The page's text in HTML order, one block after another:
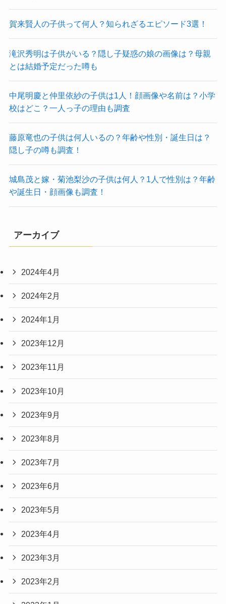
賀来賢人の子供って何人？知られざるエピソード3選！
滝沢秀明は子供がいる？隠し子疑惑の娘の画像は？母親
とは結婚予定だった噂も
中尾明慶と仲里依紗の子供は1人！顔画像や名前は？小学
校はどこ？一人っ子の理由も調査
藤原竜也の子供は何人いるの？年齢や性別・誕生日は？
隠し子の噂も調査！
城島茂と嫁・菊池梨沙の子供は何人？1人で性別は？年齢
や誕生日・顔画像も調査！
アーカイブ
2024年4月
2024年2月
2024年1月
2023年12月
2023年11月
2023年10月
2023年9月
2023年8月
2023年7月
2023年6月
2023年5月
2023年4月
2023年3月
2023年2月